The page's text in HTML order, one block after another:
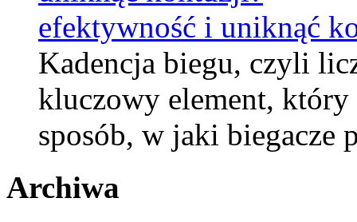
efektywność i uniknąć
Kadencja biegu, czyli
kluczowy element,
sposób, w jaki
Archiwa